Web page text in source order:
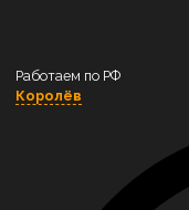
Работаем по РФ
Королёв
Котлы на коре
Котлы на газе